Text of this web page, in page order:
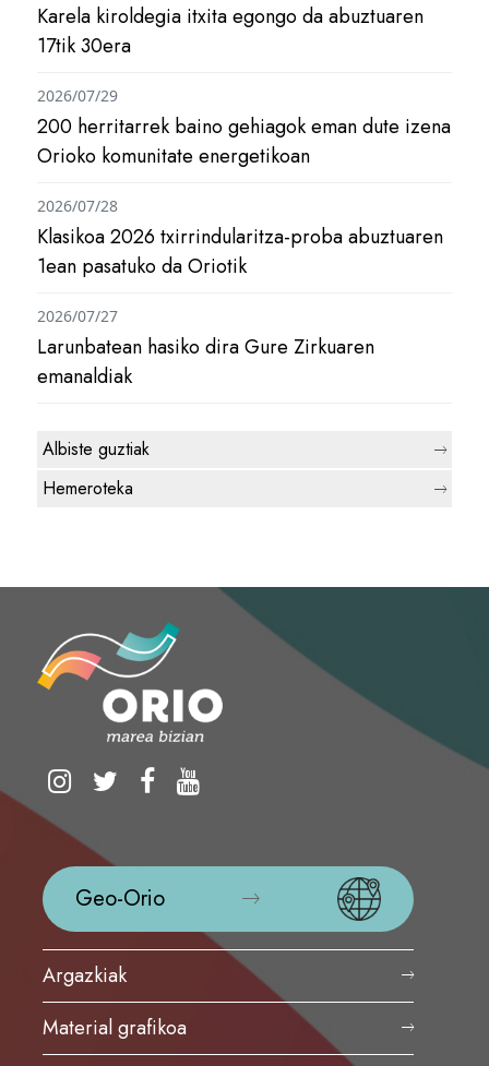
Karela kiroldegia itxita egongo da abuztuaren
17tik 30era
200 herritarrek baino gehiagok eman dute izena
Orioko komunitate energetikoan
2026/07/29
Klasikoa 2026 txirrindularitza-proba abuztuaren
1ean pasatuko da Oriotik
2026/07/28
Larunbatean hasiko dira Gure Zirkuaren
emanaldiak
2026/07/27
Albiste guztiak
Hemeroteka
Geo-Orio
Argazkiak
Material grafikoa